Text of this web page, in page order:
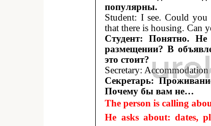
популярны.
Student: I see. Could you
that there is housing. Can
Студент: Понятно.
размещении? В
это стоит?
Secretary:
Секретарь:
Почему бы вам не…
The person is calling
He asks about: dates,